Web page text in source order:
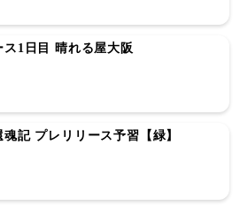
ス1日目 晴れる屋大阪
魂記 プレリリース予習【緑】